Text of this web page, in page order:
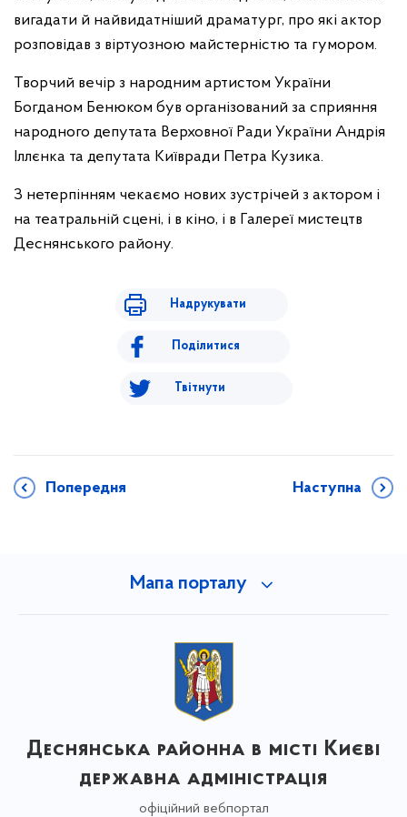
вигадати й найвидатніший драматург, про які актор
розповідав з віртуозною майстерністю та гумором.
Творчий вечір з народним артистом України
Богданом Бенюком був організований за сприяння
народного депутата Верховної Ради України Андрія
Іллєнка та депутата Київради Петра Кузика.
З нетерпінням чекаємо нових зустрічей з актором і
на театральній сцені, і в кіно, і в Галереї мистецтв
Деснянського району.
Надрукувати
Поділитися
Твітнути
Попередня Наступна
Мапа порталу
Деснянська районна в місті Києві
державна адміністрація
офіційний вебпортал